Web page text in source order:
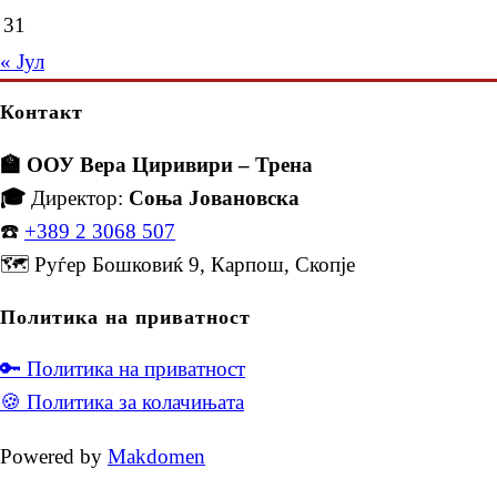
31
« Јул
Контакт
🏫 ООУ Вера Циривири – Трена
🎓 Директор: Соња Јовановска
☎️ +389 2 3068 507
🗺️ Руѓер Бошковиќ 9, Карпош, Скопје
Политика на приватност
🔑 Политика на приватност
🍪 Политика за колачињата
Powered by Makdomen